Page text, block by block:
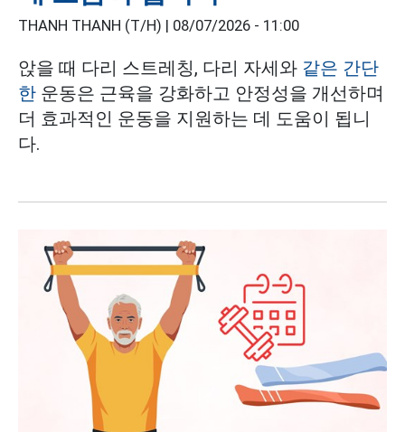
THANH THANH (T/H) | 08/07/2026 - 11:00
앉을 때 다리 스트레칭, 다리 자세와 같은 간단
한 운동은 근육을 강화하고 안정성을 개선하며
더 효과적인 운동을 지원하는 데 도움이 됩니
다.